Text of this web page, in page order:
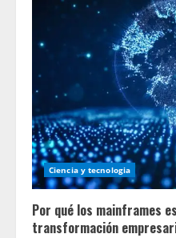
Ciencia y tecnologia
Por qué los mainframes
transformación